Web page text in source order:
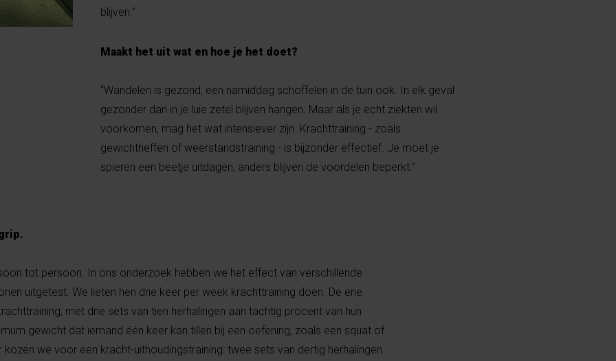
blijven.”
Maakt het uit wat en hoe je het doet?
“Wandelen is gezond, een namiddag schoffelen in de tuin ook. In elk geval
gezonder dan in je luie zetel blijven hangen. Maar als je echt ziekten wil
voorkomen, mag het wat intensiever zijn. Krachttraining - zoals
gewichtheffen of weerstandstraining - is bijzonder effectief. Je moet je
spieren een beetje uitdagen, anders blijven de voordelen beperkt.”
tot persoon. In ons onderzoek hebben we het effect van verschillende
uitgetest. We lieten hen drie keer per week krachttraining doen. De ene
met drie sets van tien herhalingen aan tachtig procent van hun
gewicht dat iemand één keer kan tillen bij een oefening, zoals een squat of
we voor een kracht-uithoudingstraining: twee sets van dertig herhalingen